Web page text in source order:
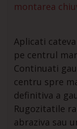
montarea
Aplicati
pe centrul
Continuati
centru spre
definitiva a
Rugozitatile
abraziva sau